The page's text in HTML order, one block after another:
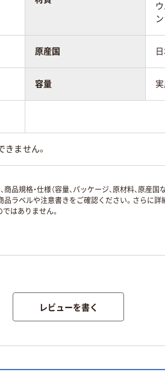
原産国
容量
きません。
規格・仕様（容量、パッケージ、原材料、原産
ベルや注意書きをご確認ください。さらに詳
はありません。
レビューを書く